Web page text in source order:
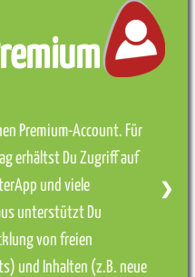
Premium-Account. Für
erhältst Du Zugriff auf
und viele
unterstützt Du
von freien
und Inhalten (z.B. neue
❯